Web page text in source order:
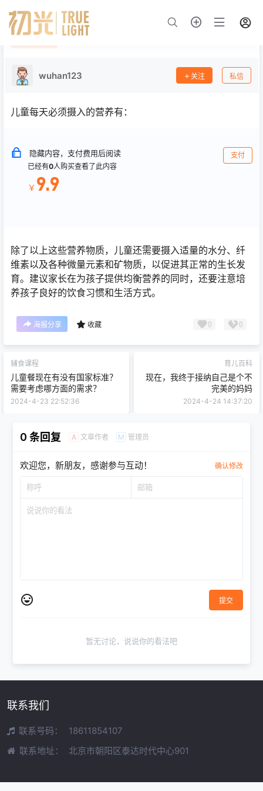
成长中的儿童每天必须摄入的营养有哪些？
wuhan123 关注 私信
儿童每天必须摄入的营养有：
隐藏内容，支付费用后阅读
已经有0人购买查看了此内容
￥ 9.9
支付
除了以上这些营养物质，儿童还需要摄入适量的水分、纤
维素以及各种微量元素和矿物质，以促进其正常的生长发
育。建议家长在为孩子提供均衡营养的同时，还要注意培
养孩子良好的饮食习惯和生活方式。
海报分享 收藏 0 0
辅食课程
儿童餐现在有没有国家标准？
需要考虑哪方面的需求？
2024-4-23 22:52:36
育儿百科
现在，我终于接纳自己是个不
完美的妈妈
2024-4-24 14:37:20
0 条回复 A 文章作者 M 管理员
欢迎您，新朋友，感谢参与互动！ 确认修改
提交
暂无讨论，说说你的看法吧
联系我们
联系号码：
18611854107
联系地址：
北京市朝阳区泰达时代中心901